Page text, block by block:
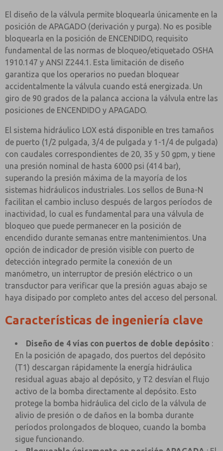
El diseño de la válvula permite bloquearla únicamente en la
posición de APAGADO (derivación y purga). No es posible
bloquearla en la posición de ENCENDIDO, requisito
fundamental de las normas de bloqueo/etiquetado OSHA
1910.147 y ANSI Z244.1. Esta limitación de diseño
garantiza que los operarios no puedan bloquear
accidentalmente la válvula cuando está energizada. Un
giro de 90 grados de la palanca acciona la válvula entre las
posiciones de ENCENDIDO y APAGADO.
El sistema hidráulico LOX está disponible en tres tamaños
de puerto (1/2 pulgada, 3/4 de pulgada y 1-1/4 de pulgada)
con caudales correspondientes de 20, 35 y 50 gpm, y tiene
una presión nominal de hasta 6000 psi (414 bar),
superando la presión máxima de la mayoría de los
sistemas hidráulicos industriales. Los sellos de Buna-N
facilitan el cambio incluso después de largos períodos de
inactividad, lo cual es fundamental para una válvula de
bloqueo que puede permanecer en la posición de
encendido durante semanas entre mantenimientos. Una
opción de indicador de presión visible con puerto de
detección integrado permite la conexión de un
manómetro, un interruptor de presión eléctrico o un
transductor para verificar que la presión aguas abajo se
haya disipado por completo antes del acceso del personal.
Características de ingeniería clave
Diseño de 4 vías con puertos de doble depósito :
En la posición de apagado, dos puertos del depósito
(T1) descargan rápidamente la energía hidráulica
residual aguas abajo al depósito, y T2 desvían el flujo
activo de la bomba directamente al depósito. Esto
protege la bomba hidráulica del ciclo de la válvula de
alivio de presión o de daños en la bomba durante
períodos prolongados de bloqueo, cuando la bomba
sigue funcionando.